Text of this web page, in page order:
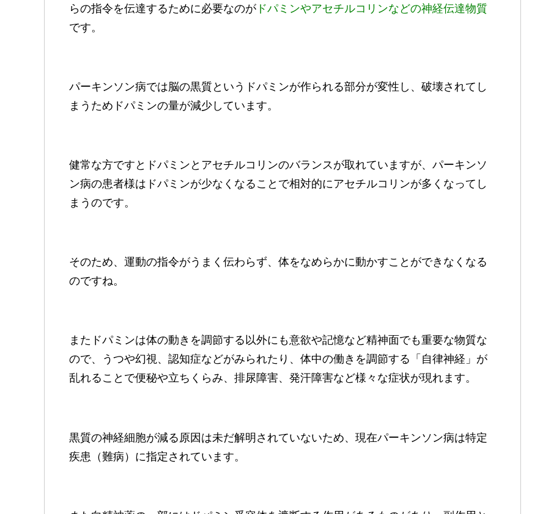
らの指令を伝達するために必要なのが ドパミンやアセチルコリンなどの神経伝達物質
です。
パーキンソン病では脳の黒質というドパミンが作られる部分が変性し、破壊されてし
まうためドパミンの量が減少しています。
健常な方ですとドパミンとアセチルコリンのバランスが取れていますが、パーキンソ
ン病の患者様はドパミンが少なくなることで相対的にアセチルコリンが多くなってし
まうのです。
そのため、運動の指令がうまく伝わらず、体をなめらかに動かすことができなくなる
のですね。
またドパミンは体の動きを調節する以外にも意欲や記憶など精神面でも重要な物質な
ので、うつや幻視、認知症などがみられたり、体中の働きを調節する「自律神経」が
乱れることで便秘や立ちくらみ、排尿障害、発汗障害など様々な症状が現れます。
黒質の神経細胞が減る原因は未だ解明されていないため、現在パーキンソン病は特定
疾患（難病）に指定されています。